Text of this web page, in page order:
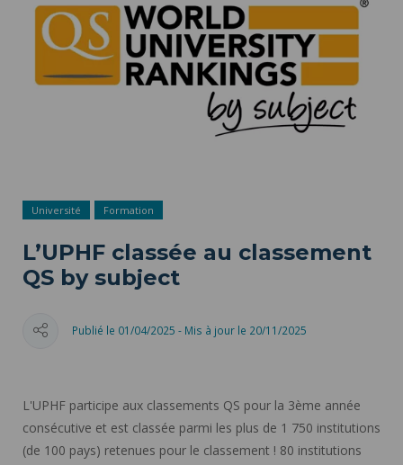
Université Formation
L’UPHF classée au classement
QS by subject
Publié le 01/04/2025 - Mis à jour le 20/11/2025
L'UPHF participe aux classements QS pour la 3ème année
consécutive et est classée parmi les plus de 1 750 institutions
(de 100 pays) retenues pour le classement ! 80 institutions